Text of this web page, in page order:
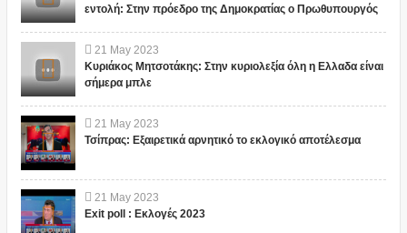
εντολή: Στην πρόεδρο της Δημοκρατίας ο Πρωθυπουργός
21 May 2023
Κυριάκος Μητσοτάκης: Στην κυριολεξία όλη η Ελλαδα είναι
σήμερα μπλε
21 May 2023
Τσίπρας: Εξαιρετικά αρνητικό το εκλογικό αποτέλεσμα
21 May 2023
Exit poll : Εκλογές 2023